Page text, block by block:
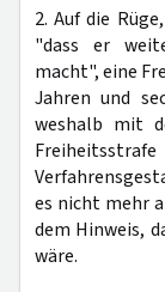
2. Auf die
"dass er
macht", eine
Jahren und
weshalb mit
es nicht mehr
dem Hinweis,
wäre.